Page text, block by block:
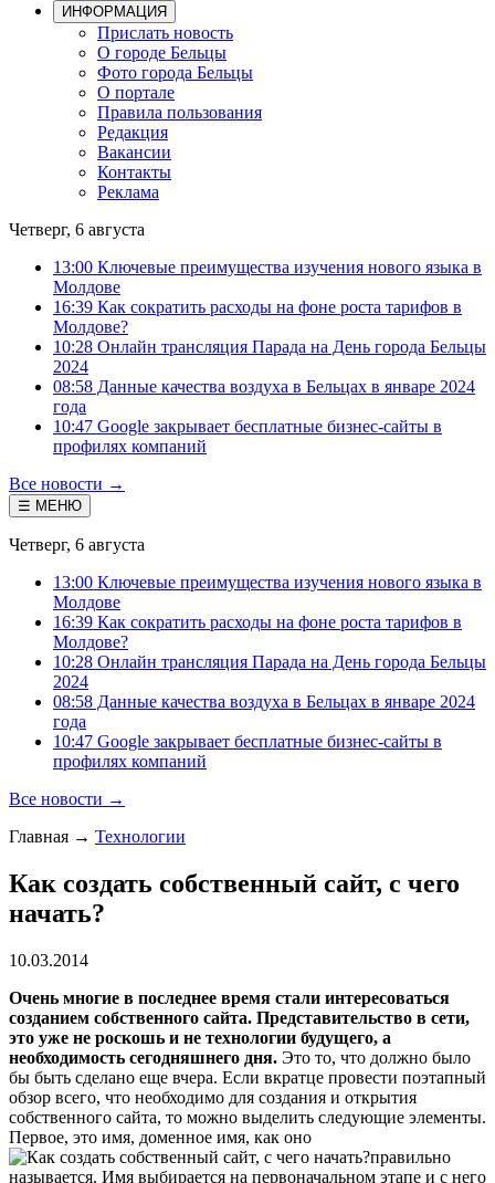
ИНФОРМАЦИЯ
Прислать новость
О городе Бельцы
Фото города Бельцы
О портале
Правила пользования
Редакция
Вакансии
Контакты
Реклама
Четверг, 6 августа
13:00 Ключевые преимущества изучения нового языка в
Молдове
16:39 Как сократить расходы на фоне роста тарифов в
Молдове?
10:28 Онлайн трансляция Парада на День города Бельцы
2024
08:58 Данные качества воздуха в Бельцах в январе 2024
года
10:47 Google закрывает бесплатные бизнес-сайты в
профилях компаний
Все новости →
☰ МЕНЮ
Четверг, 6 августа
13:00 Ключевые преимущества изучения нового языка в
Молдове
16:39 Как сократить расходы на фоне роста тарифов в
Молдове?
10:28 Онлайн трансляция Парада на День города Бельцы
2024
08:58 Данные качества воздуха в Бельцах в январе 2024
года
10:47 Google закрывает бесплатные бизнес-сайты в
профилях компаний
Все новости →
Главная → Технологии
Как создать собственный сайт, с чего
начать?
10.03.2014
Очень многие в последнее время стали интересоваться
созданием собственного сайта. Представительство в сети,
это уже не роскошь и не технологии будущего, а
необходимость сегодняшнего дня. Это то, что должно было
бы быть сделано еще вчера. Если вкратце провести поэтапный
обзор всего, что необходимо для создания и открытия
собственного сайта, то можно выделить следующие элементы.
Первое, это имя, доменное имя, как оно
правильно
называется. Имя выбирается на первоначальном этапе и с него